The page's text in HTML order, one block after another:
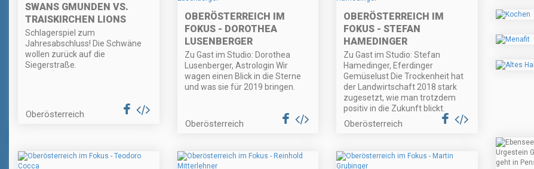
SWANS GMUNDEN VS.
TRAISKIRCHEN LIONS
Schlagerspiel zum
Jahresabschluss! Die Schwäne
wollen zurück auf die
Siegerstraße.
Oberösterreich
OBERÖSTERREICH IM
FOKUS - DOROTHEA
LUSENBERGER
Zu Gast im Studio: Dorothea
Lusenberger, Astrologin Wir
wagen einen Blick in die Sterne
und was sie für 2019 bringen.
Oberösterreich
OBERÖSTERREICH IM
FOKUS - STEFAN
HAMEDINGER
Zu Gast im Studio: Stefan
Hamedinger, Eferdinger
Gemüselust Die Trockenheit hat
der Landwirtschaft 2018 stark
zugesetzt, wie man trotzdem
positiv in die Zukunft blickt.
Oberösterreich